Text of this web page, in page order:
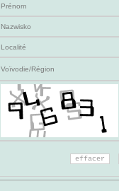
Prénom
Nazwisko
Localité
Voïvodie/Région